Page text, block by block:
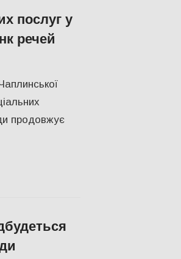
послуг у
речей
продовжує